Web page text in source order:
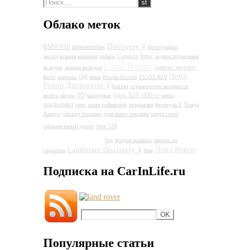
Облако меток
BMW F10 шиномонтаж Discovery 4 фотографии
эксплуатация машины polaris Самара bmw задние тормозные
колодки замена колодок диверс моторс
фото клиренс ОД зима Honda Accord 255/55 R19
Ленд
Ровер Дисковери 4 бензин ограничение мощности
колеса видео ТО выходные bmw 528 xDrive шина
квадроцикл снег кими райкконен покрышка формула-1
Хонда
Аккорд расход топлива дизельное топливо range rover
официальный дилер бмв 528
brp вторая машина замена по
гарантии Landrover Discovery 4 бмв Лэнд Ровер
Подписка на CarInLife.ru
Популярные статьи